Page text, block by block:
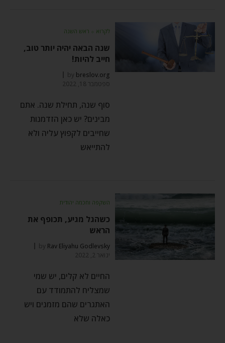
לקרוא ⬦ ראש השנה
שנה הבאה יהיה יותר טוב,
חייב להיות!
by breslov.org
ספטמבר 18, 2022
סוף שנה, תחילת שנה. אתם
מבינים? יש כאן הזדמנות
שחייבים לקפוץ עליה ולא
להתייאש
השקפה וחכמה יהודית
כשהגל מגיע, תכופף את
הראש
by Rav Eliyahu Godlevsky
ינואר 2, 2022
החיים לא קלים, יש שמי
שמצליח להתמודד עם
האתגרים שהם מזמנים ויש
כאלה שלא